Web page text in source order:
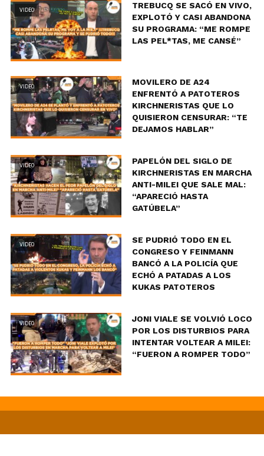
VIDEO
TREBUCQ SE SACÓ EN VIVO,
EXPLOTÓ Y CASI ABANDONA
SU PROGRAMA: “ME ROMPE
LAS PEL*TAS, ME CANSÉ”
VIDEO
MOVILERO DE A24
ENFRENTÓ A PATOTEROS
KIRCHNERISTAS QUE LO
QUISIERON CENSURAR: “TE
DEJAMOS HABLAR”
VIDEO
PAPELÓN DEL SIGLO DE
KIRCHNERISTAS EN MARCHA
ANTI-MILEI QUE SALE MAL:
“APARECIÓ HASTA
GATÚBELA”
VIDEO
SE PUDRIÓ TODO EN EL
CONGRESO Y FEINMANN
BANCÓ A LA POLICÍA QUE
ECHÓ A PATADAS A LOS
KUKAS PATOTEROS
VIDEO
JONI VIALE SE VOLVIÓ LOCO
POR LOS DISTURBIOS PARA
INTENTAR VOLTEAR A MILEI:
“FUERON A ROMPER TODO”